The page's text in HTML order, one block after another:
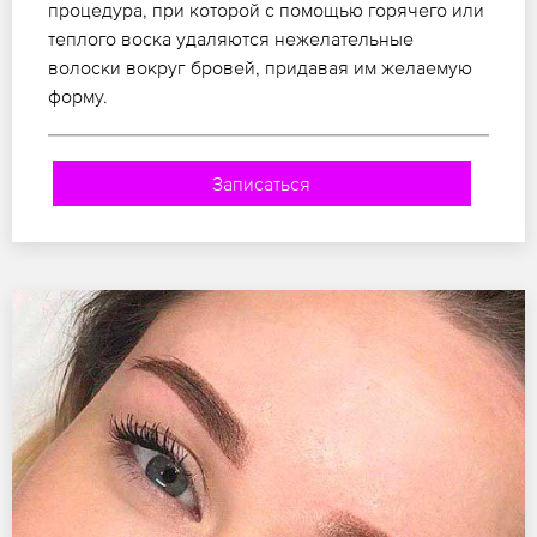
процедура, при которой с помощью горячего или
теплого воска удаляются нежелательные
волоски вокруг бровей, придавая им желаемую
форму.
Записаться